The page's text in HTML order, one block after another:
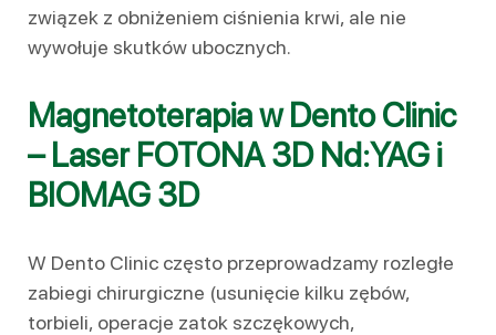
związek z obniżeniem ciśnienia krwi, ale nie
wywołuje skutków ubocznych.
Magnetoterapia w Dento Clinic
– Laser FOTONA 3D Nd:YAG i
BIOMAG 3D
W Dento Clinic często przeprowadzamy rozległe
zabiegi chirurgiczne (usunięcie kilku zębów,
torbieli, operacje zatok szczękowych,